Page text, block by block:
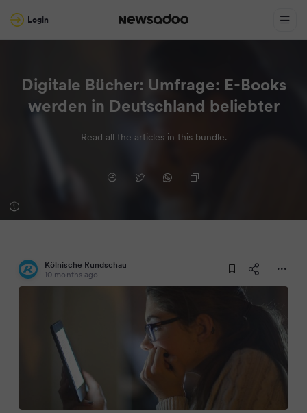
Login
Digitale Bücher: Umfrage: E-Books
werden in Deutschland beliebter
Read all the articles in this bundle.
Kölnische Rundschau
10 months ago